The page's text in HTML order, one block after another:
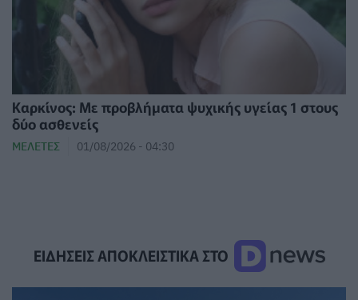
Καρκίνος: Με προβλήματα ψυχικής υγείας 1 στους
δύο ασθενείς
ΜΕΛΈΤΕΣ 01/08/2026 - 04:30
ΕΙΔΗΣΕΙΣ ΑΠΟΚΛΕΙΣΤΙΚΑ ΣΤΟ